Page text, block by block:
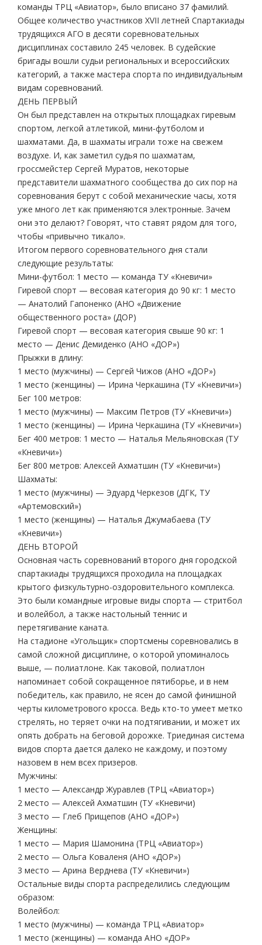
команды ТРЦ «Авиатор», было вписано 37 фамилий.
Общее количество участников XVII летней Спартакиады
трудящихся АГО в десяти соревновательных
дисциплинах составило 245 человек. В судейские
бригады вошли судьи региональных и всероссийских
категорий, а также мастера спорта по индивидуальным
видам соревнований.
ДЕНЬ ПЕРВЫЙ
Он был представлен на открытых площадках гиревым
спортом, легкой атлетикой, мини-футболом и
шахматами. Да, в шахматы играли тоже на свежем
воздухе. И, как заметил судья по шахматам,
гроссмейстер Сергей Муратов, некоторые
представители шахматного сообщества до сих пор на
соревнования берут с собой механические часы, хотя
уже много лет как применяются электронные. Зачем
они это делают? Говорят, что ставят рядом для того,
чтобы «привычно тикало».
Итогом первого соревновательного дня стали
следующие результаты:
Мини-футбол: 1 место — команда ТУ «Кневичи»
Гиревой спорт — весовая категория до 90 кг: 1 место
— Анатолий Гапоненко (АНО «Движение
общественного роста» (ДОР)
Гиревой спорт — весовая категория свыше 90 кг: 1
место — Денис Демиденко (АНО «ДОР»)
Прыжки в длину:
1 место (мужчины) — Сергей Чижов (АНО «ДОР»)
1 место (женщины) — Ирина Черкашина (ТУ «Кневичи»)
Бег 100 метров:
1 место (мужчины) — Максим Петров (ТУ «Кневичи»)
1 место (женщины) — Ирина Черкашина (ТУ «Кневичи»)
Бег 400 метров: 1 место — Наталья Мельяновская (ТУ
«Кневичи»)
Бег 800 метров: Алексей Ахматшин (ТУ «Кневичи»)
Шахматы:
1 место (мужчины) — Эдуард Черкезов (ДГК, ТУ
«Артемовский»)
1 место (женщины) — Наталья Джумабаева (ТУ
«Кневичи»)
ДЕНЬ ВТОРОЙ
Основная часть соревнований второго дня городской
спартакиады трудящихся проходила на площадках
крытого физкультурно-оздоровительного комплекса.
Это были командные игровые виды спорта — стритбол
и волейбол, а также настольный теннис и
перетягивание каната.
На стадионе «Угольщик» спортсмены соревновались в
самой сложной дисциплине, о которой упоминалось
выше, — полиатлоне. Как таковой, полиатлон
напоминает собой сокращенное пятиборье, и в нем
победитель, как правило, не ясен до самой финишной
черты километрового кросса. Ведь кто-то умеет метко
стрелять, но теряет очки на подтягивании, и может их
опять добрать на беговой дорожке. Триединая система
видов спорта дается далеко не каждому, и поэтому
назовем в нем всех призеров.
Мужчины:
1 место — Александр Журавлев (ТРЦ «Авиатор»)
2 место — Алексей Ахматшин (ТУ «Кневичи)
3 место — Глеб Прищепов (АНО «ДОР»)
Женщины:
1 место — Мария Шамонина (ТРЦ «Авиатор»)
2 место — Ольга Коваленя (АНО «ДОР»)
3 место — Арина Верднева (ТУ «Кневичи»)
Остальные виды спорта распределились следующим
образом:
Волейбол:
1 место (мужчины) — команда ТРЦ «Авиатор»
1 место (женщины) — команда АНО «ДОР»